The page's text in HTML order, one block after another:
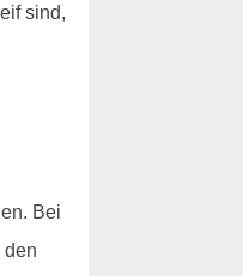
sind,
Bei